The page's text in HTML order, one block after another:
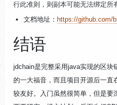
行此准则，则副本可能无法绑定所
文档地址： https://github.com/
结语
jdchain是完整采用java实现的区块
的一大福音，而且项目开源后一直
较友好。入门虽然很简单，但是要